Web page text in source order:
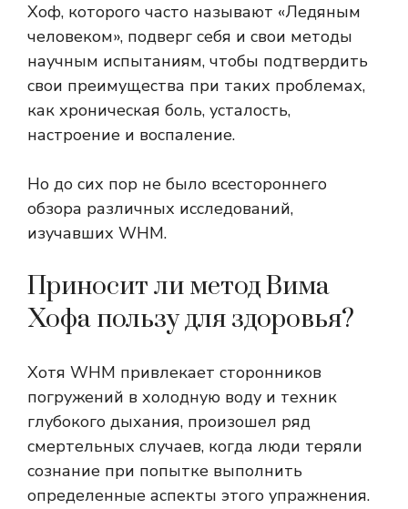
Хоф, которого часто называют «Ледяным
человеком», подверг себя и свои методы
научным испытаниям, чтобы подтвердить
свои преимущества при таких проблемах,
как хроническая боль, усталость,
настроение и воспаление.
Но до сих пор не было всестороннего
обзора различных исследований,
изучавших WHM.
Приносит ли метод Вима
Хофа пользу для здоровья?
Хотя WHM привлекает сторонников
погружений в холодную воду и техник
глубокого дыхания, произошел ряд
смертельных случаев, когда люди теряли
сознание при попытке выполнить
определенные аспекты этого упражнения.